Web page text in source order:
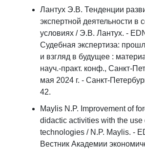
Лантух Э.В. Тенденции
экспертной деятельности в
условиях / Э.В. Лантух. -
Судебная экспертиза:
и взгляд в будущее :
науч.-практ. конф., Санкт-
мая 2024 г. - Санкт-
42.
Maylis N.P. Improvement of
didactic activities with the use
technologies / N.P. Maylis. -
Вестник Академии